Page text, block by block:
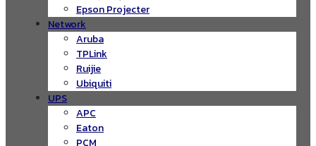
Epson Projecter
Network
Aruba
TPLink
Ruijie
Ubiquiti
UPS
APC
Eaton
PCM